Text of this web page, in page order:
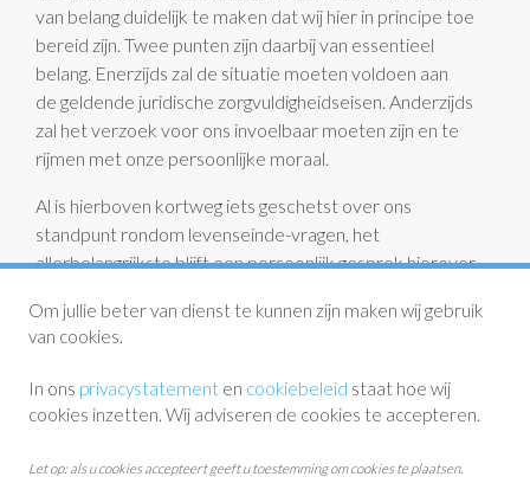
van belang duidelijk te maken dat wij hier in principe toe
bereid zijn. Twee punten zijn daarbij van essentieel
belang. Enerzijds zal de situatie moeten voldoen aan
de geldende juridische zorgvuldigheidseisen. Anderzijds
zal het verzoek voor ons invoelbaar moeten zijn en te
rijmen met onze persoonlijke moraal.
Al is hierboven kortweg iets geschetst over ons
standpunt rondom levenseinde-vragen, het
allerbelangrijkste blijft een persoonlijk gesprek hierover.
hierover met een van ons.
Om jullie beter van dienst te kunnen zijn maken wij gebruik
van cookies.
In ons privacystatement en cookiebeleid staat hoe wij
cookies inzetten. Wij adviseren de cookies te accepteren.
Let op: als u cookies accepteert geeft u toestemming om cookies te plaatsen.